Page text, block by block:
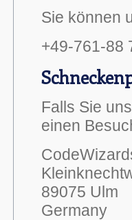
Sie können
+49-761-88
Falls Sie
einen
89075 Ulm
Germany